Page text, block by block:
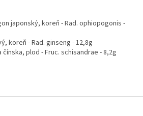
japonský, koreň - Rad. ophiopogonis -
koreň - Rad. ginseng - 12,8g
čínska, plod - Fruc. schisandrae - 8,2g